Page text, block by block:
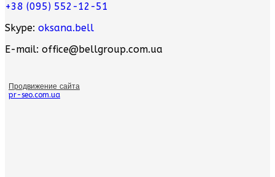
+38 (095) 552-12-51
Skype: oksana.bell
E-mail: office@bellgroup.com.ua
Продвижение сайта
pr-seo.com.ua